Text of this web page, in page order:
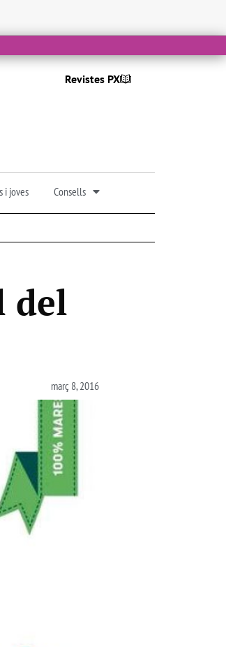
Revistes PX
i joves Consells
del
març 8, 2016